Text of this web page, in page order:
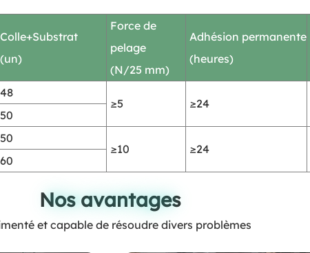
Colle+Substrat
(un)
Force de
pelage
(N/25 mm)
Adhésion permanente
(heures)
48
≥5
≥24
50
50
≥10
≥24
60
Nos avantages
Nos avantages
et capable de résoudre divers problèmes